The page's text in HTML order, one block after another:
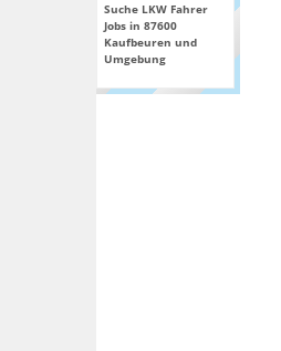
Suche LKW Fahrer
Jobs in 87600
Kaufbeuren und
Umgebung